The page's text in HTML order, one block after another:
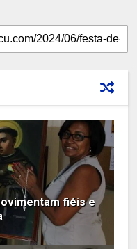
fiéis e